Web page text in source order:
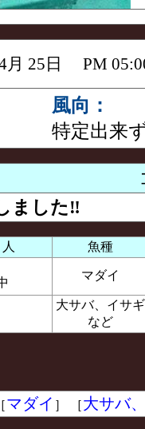
月 25日 PM
風向：
特定出来
ました‼️
魚種
マダイ
大サバ、イサギ
など
［マダイ ］ ［大サバ